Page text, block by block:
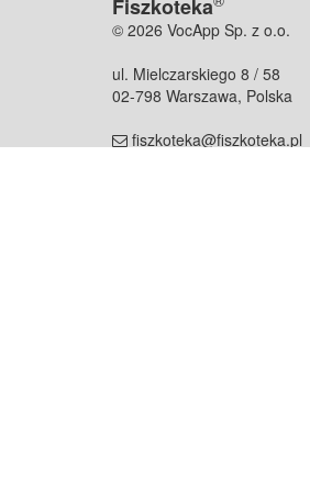
Fiszkoteka
© 2026 VocApp Sp. z o.o.
ul. Mielczarskiego 8 / 58
02-798 Warszawa, Polska
fiszkoteka@fiszkoteka.pl